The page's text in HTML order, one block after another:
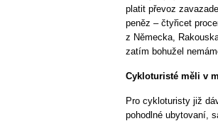
platit převoz
peněz – čtyřicet
z Německa,
zatím bohužel
Cykloturisté měli v
Pro cykloturisty již
pohodlné ubytovaní,